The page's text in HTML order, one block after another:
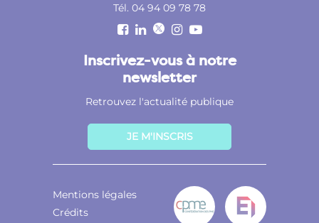
Tél. 04 94 09 78 78
Inscrivez-vous à notre
newsletter
Retrouvez l'actualité publique
JE M'INSCRIS
Mentions légales
Crédits